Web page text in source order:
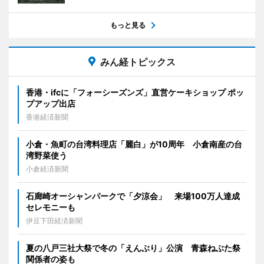
もっと見る
みん経トピックス
香港・ifcに「フォーシーズンズ」直営ケーキショップ ポッ
プアップ出店
香港経済新聞
小倉・魚町の台湾料理店「麗白」が10周年 小倉南産の台
湾野菜使う
小倉経済新聞
石廊崎オーシャンパークで「夕涼会」 来場100万人達成
セレモニーも
伊豆下田経済新聞
夏の八戸三社大祭で冬の「えんぶり」公演 青森ねぶた祭
関係者の姿も